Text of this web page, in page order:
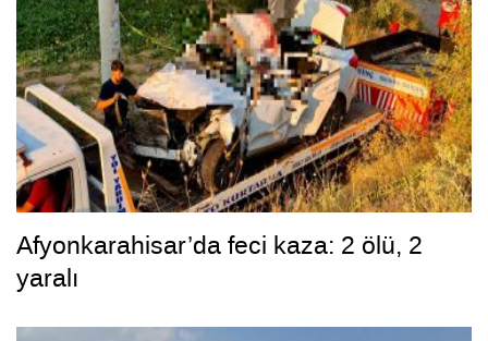
Afyonkarahisar’da feci kaza: 2 ölü, 2
yaralı